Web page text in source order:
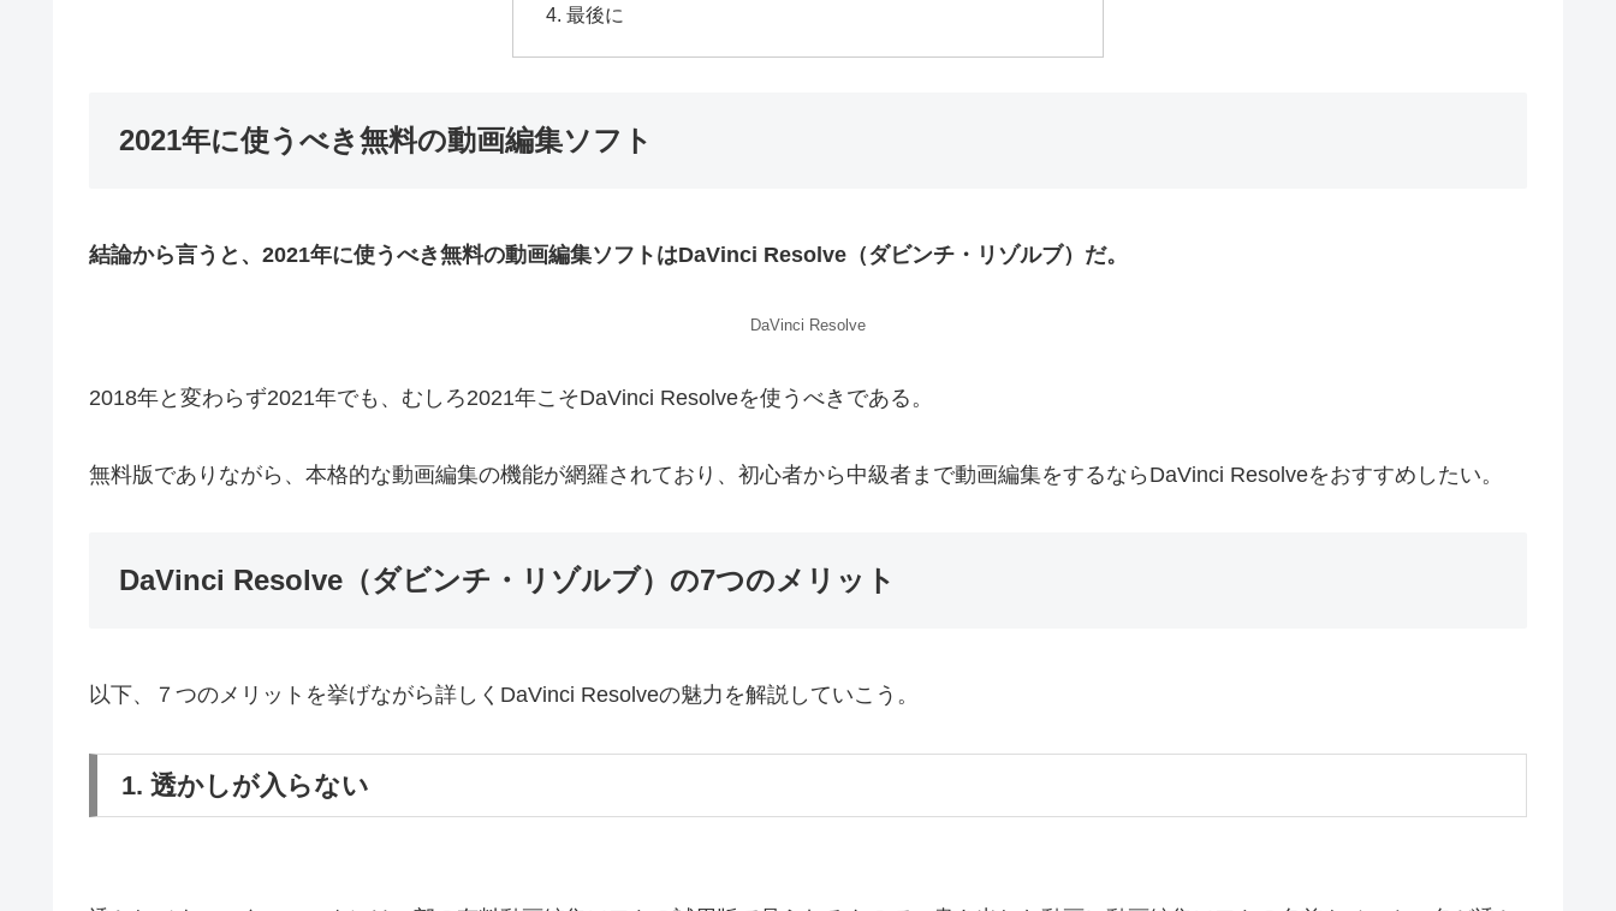
最後に
2021年に使うべき無料の動画編集ソフト
結論から言うと、2021年に使うべき無料の動画編集ソフトはDaVinci Resolve（ダビンチ・リゾルブ）だ。
DaVinci Resolve
2018年と変わらず2021年でも、むしろ2021年こそDaVinci Resolveを使うべきである。
無料版でありながら、本格的な動画編集の機能が網羅されており、初心者から中級者まで動画編集をするならDaVinci Resolveをおすすめしたい。
DaVinci Resolve（ダビンチ・リゾルブ）の7つのメリット
以下、７つのメリットを挙げながら詳しくDaVinci Resolveの魅力を解説していこう。
1. 透かしが入らない